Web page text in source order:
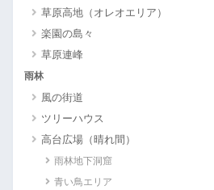
草原高地（オレオエリア）
楽園の島々
草原連峰
雨林
風の街道
ツリーハウス
高台広場（晴れ間）
雨林地下洞窟
青い鳥エリア